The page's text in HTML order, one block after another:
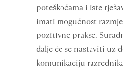
poteškoćama i iste
imati mogućnost
pozitivne prakse.
dalje će se nastaviti uz
komunikaciju